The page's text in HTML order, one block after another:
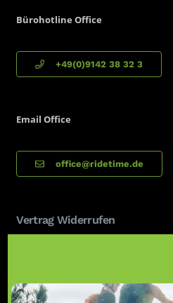
Bürohotline Office
+49(0)9142 38 32 3
Email Office
office@ridetime.de
Vertrag Widerrufen